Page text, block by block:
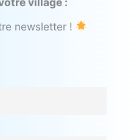
newsletter !